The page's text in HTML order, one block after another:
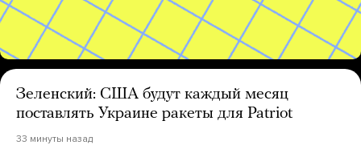
Зеленский: США будут каждый месяц
поставлять Украине ракеты для Patriot
33 минуты назад